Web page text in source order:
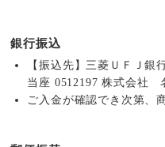
銀行振込
【振込先】三菱ＵＦＪ
当座 0512197 株式会社
ご入金が確認でき次第、